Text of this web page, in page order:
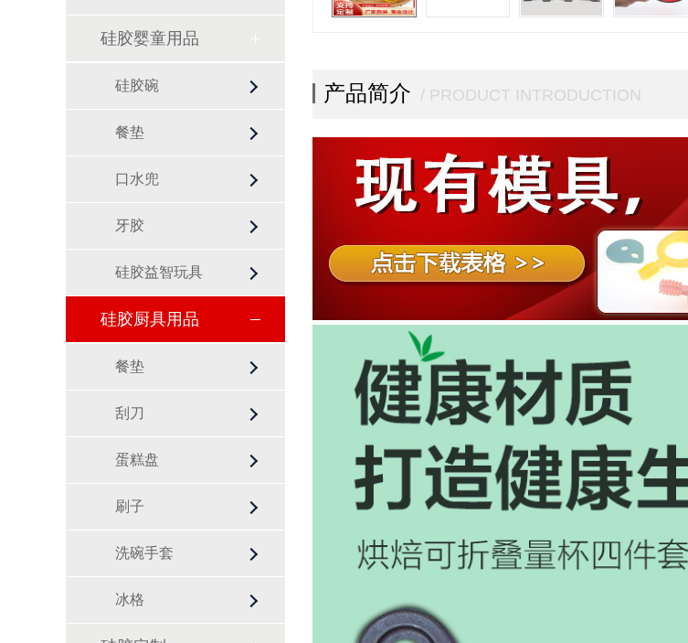
硅胶婴童用品
硅胶碗
餐垫
口水兜
牙胶
硅胶益智玩具
硅胶厨具用品
餐垫
刮刀
蛋糕盘
刷子
洗碗手套
冰格
产品简介 / PRODUCT INTRODUCTION